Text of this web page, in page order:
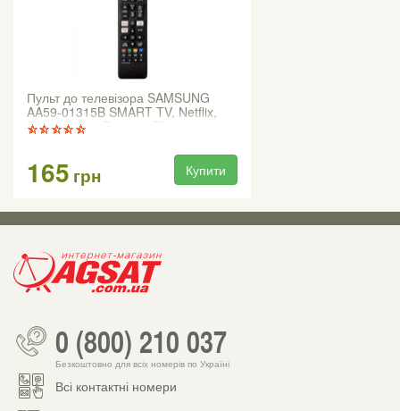
Пульт до телевізора SAMSUNG
AA59-01315B SMART TV, Netflix,
Prime Video, Rakuten TV
165 грн Купити
0 (800) 210 037
Безкоштовно для всіх номерів по Україні
Всі контактні номери